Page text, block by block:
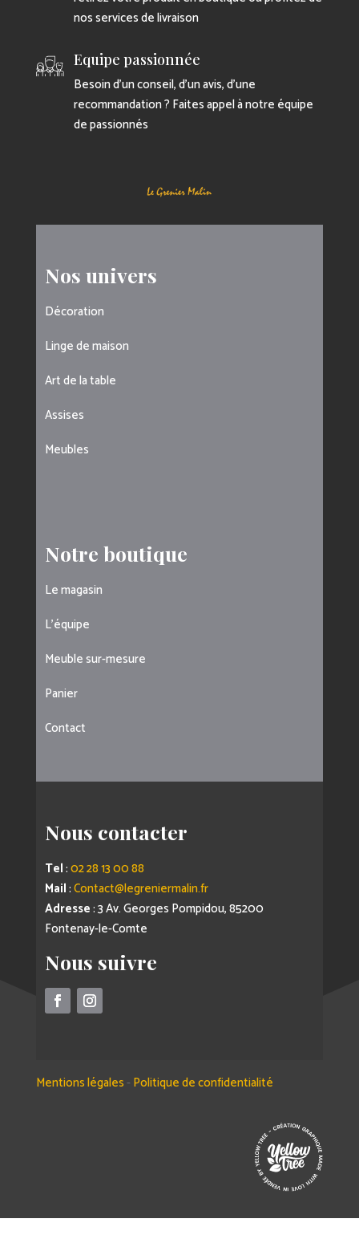
nos services de livraison
Equipe passionnée
Besoin d’un conseil, d’un avis, d’une
recommandation ? Faites appel à notre équipe
de passionnés
Nos univers
Décoration
Linge de maison
Art de la table
Assises
Meubles
Notre boutique
Le magasin
L’équipe
Meuble sur-mesure
Panier
Contact
Nous contacter
Tel:02 28 13 00 88
Mail:Contact@legreniermalin.fr
Adresse: 3 Av. Georges Pompidou, 85200
Fontenay-le-Comte
Nous suivre
Mentions légales - Politique de confidentialité